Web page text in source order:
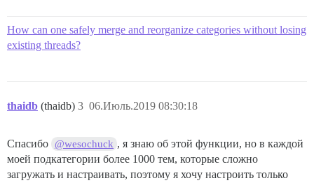
How can one safely merge and reorganize categories without losing
existing threads?
thaidb (thaidb) 06.Июль.2019 08:30:18
3
Спасибо @wesochuck , я знаю об этой функции, но в каждой
моей подкатегории более 1000 тем, которые сложно
загружать и настраивать, поэтому я хочу настроить только